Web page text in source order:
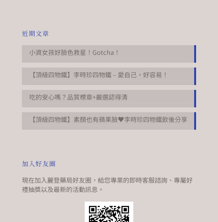
近期文章
小資女孩好臉色救星！Gotcha！
【頂級四物鐵】李時珍四物鐵 – 愛自己，好容易！
吃的安心嗎？品質標章+嚴選認得清
【頂級四物鐵】素顏也有蘋果臉♥李時珍四物鐵飲後分享
加入好友圈
現在加入麗登藥局好友圈，給您專業的即時客服諮詢、專屬好
禮抽獎以及最新的活動訊息。